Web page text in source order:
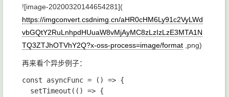
![image-20200320144654281](
https://imgconvert.csdnimg.cn/aHR0cHM6Ly91c2VyLWd
vbGQtY2RuLnhpdHUuaW8vMjAyMC8zLzIzLzE3MTA1N
TQ3ZTJhOTVhY2Q?x-oss-process=image/format ,png)
再来看个异步例子：
const asyncFunc = () => {
  setTimeout(() => {